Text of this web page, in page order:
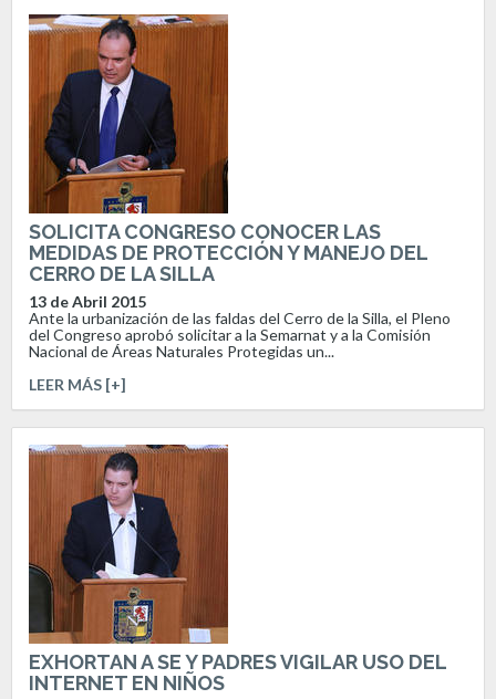
SOLICITA CONGRESO CONOCER LAS
MEDIDAS DE PROTECCIÓN Y MANEJO DEL
CERRO DE LA SILLA
13 de Abril 2015
Ante la urbanización de las faldas del Cerro de la Silla, el Pleno
del Congreso aprobó solicitar a la Semarnat y a la Comisión
Nacional de Áreas Naturales Protegidas un...
LEER MÁS [+]
EXHORTAN A SE Y PADRES VIGILAR USO DEL
INTERNET EN NIÑOS